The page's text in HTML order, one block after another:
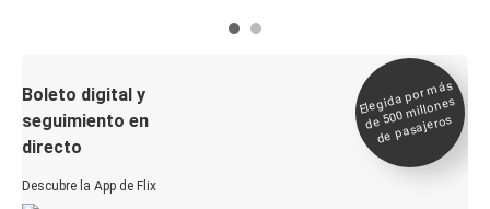
Boleto digital y
seguimiento en
directo
Descubre la App de Flix
Elegida por
más
de 500
millones
de pasajeros